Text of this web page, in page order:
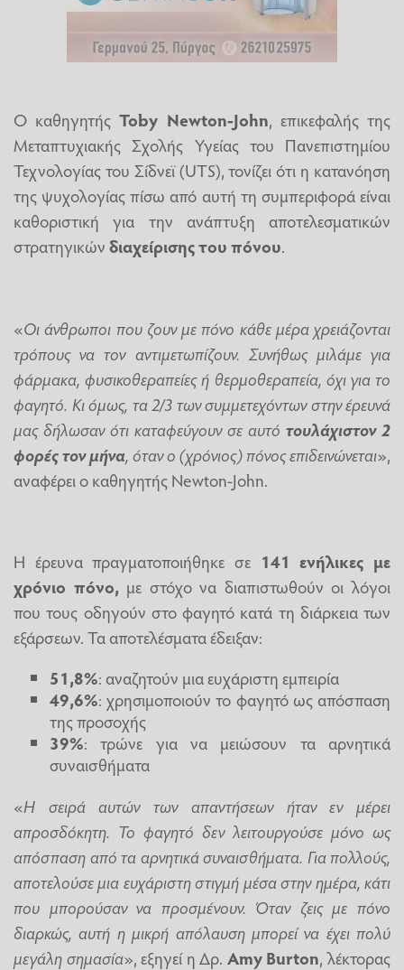
Ο καθηγητήςToby Newton-John, επικεφαλής της
Μεταπτυχιακής Σχολής Υγείας του Πανεπιστημίου
Τεχνολογίας του Σίδνεϊ (UTS), τονίζει ότι η κατανόηση
της ψυχολογίας πίσω από αυτή τη συμπεριφορά είναι
καθοριστική για την ανάπτυξη αποτελεσματικών
στρατηγικώνδιαχείρισης του πόνου.
«Οι άνθρωποι που ζουν με πόνο κάθε μέρα χρειάζονται
τρόπους να τον αντιμετωπίζουν. Συνήθως μιλάμε για
φάρμακα, φυσικοθεραπείες ή θερμοθεραπεία, όχι για το
φαγητό. Κι όμως, τα 2/3 των συμμετεχόντων στην έρευνά
μας δήλωσαν ότι καταφεύγουν σε αυτό τουλάχιστον 2
φορές τον μήνα, όταν ο (χρόνιος) πόνος επιδεινώνεται»,
αναφέρει ο καθηγητής Newton-John.
Η έρευνα πραγματοποιήθηκε σε 141 ενήλικες με
χρόνιο πόνο, με στόχο να διαπιστωθούν οι λόγοι
που τους οδηγούν στο φαγητό κατά τη διάρκεια των
εξάρσεων. Τα αποτελέσματα έδειξαν:
51,8%: αναζητούν μια ευχάριστη εμπειρία
49,6%: χρησιμοποιούν το φαγητό ως απόσπαση
της προσοχής
39%: τρώνε για να μειώσουν τα αρνητικά
συναισθήματα
«Η σειρά αυτών των απαντήσεων ήταν εν μέρει
απροσδόκητη. Το φαγητό δεν λειτουργούσε μόνο ως
απόσπαση από τα αρνητικά συναισθήματα. Για πολλούς,
αποτελούσε μια ευχάριστη στιγμή μέσα στην ημέρα, κάτι
που μπορούσαν να προσμένουν. Όταν ζεις με πόνο
διαρκώς, αυτή η μικρή απόλαυση μπορεί να έχει πολύ
μεγάλη σημασία», εξηγεί η Δρ. Amy Burton, λέκτορας